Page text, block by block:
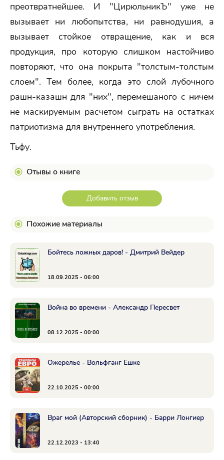
преотвратнейшее. И "ЦирюльникЪ" уже не
вызывает ни любопытства, ни равнодушия, а
вызывает стойкое отвращение, как и вся
продукция, про которую слишком настойчиво
повторяют, что она покрыта "толстым-толстым
слоем". Тем более, когда это слой лубочного
рашн-казашн для "них", перемешаного с ничем
не маскируемым расчетом сыграть на остатках
патриотизма для внутреннего употребления.
Тьфу.
Отывы о книге
Добавить отзыв
Похожие материалы
Бойтесь ложных даров! - Дмитрий Вейдер
18.09.2025 - 06:00
Война во времени - Александр Пересвет
08.12.2025 - 00:00
Ожерелье - Вольфганг Ешке
22.10.2025 - 00:00
Враг мой (Авторский сборник) - Барри Лонгиер
22.12.2023 - 13:40